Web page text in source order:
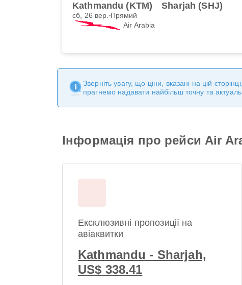
Kathmandu (KTM) Sharjah (SHJ)
сб, 26 вер. Прямий
Air Arabia
Зверніть увагу, що ціни, вказані на цій
прагнемо надавати найбільш точну та
Інформація про рейси Air
Ексклюзивні пропозиції на
авіаквитки
Kathmandu - Sharjah,
US$ 338.41